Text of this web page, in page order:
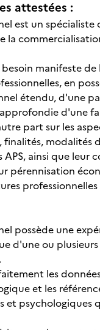
attestées :
est un spécialiste
la
manifeste de
en
étendu, d'une
d'une
part sur les
finalités, modalités
APS, ainsi que leur
pérennisation
possède une
d'une ou
les
et les
et psychologiques